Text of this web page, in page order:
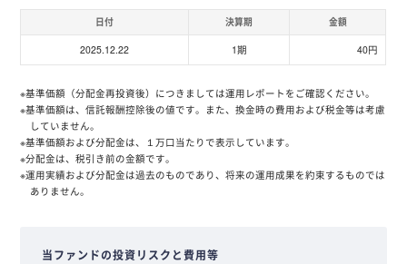
日付 決算期 金額
2025.12.22 1期 40円
※基準価額（分配金再投資後）につきましては運用レポートをご確認ください。
※基準価額は、信託報酬控除後の値です。また、換金時の費用および税金等は考慮
していません。
※基準価額および分配金は、１万口当たりで表示しています。
※分配金は、税引き前の金額です。
※運用実績および分配金は過去のものであり、将来の運用成果を約束するものでは
ありません。
当ファンドの投資リスクと費用等